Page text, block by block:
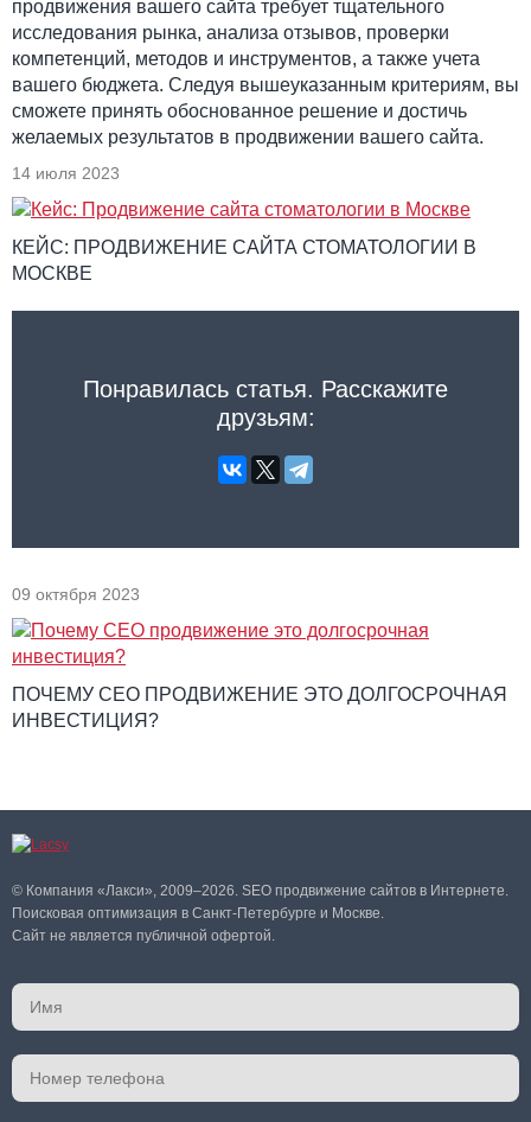
продвижения вашего сайта требует тщательного
исследования рынка, анализа отзывов, проверки
компетенций, методов и инструментов, а также учета
вашего бюджета. Следуя вышеуказанным критериям, вы
сможете принять обоснованное решение и достичь
желаемых результатов в продвижении вашего сайта.
14 июля 2023
КЕЙС: ПРОДВИЖЕНИЕ САЙТА СТОМАТОЛОГИИ В
МОСКВЕ
Понравилась статья. Расскажите
друзьям:
09 октября 2023
ПОЧЕМУ СЕО ПРОДВИЖЕНИЕ ЭТО ДОЛГОСРОЧНАЯ
ИНВЕСТИЦИЯ?
© Компания «Лакси», 2009–2026. SEO продвижение сайтов в Интернете.
Поисковая оптимизация в Санкт-Петербурге и Москве.
Сайт не является публичной офертой.